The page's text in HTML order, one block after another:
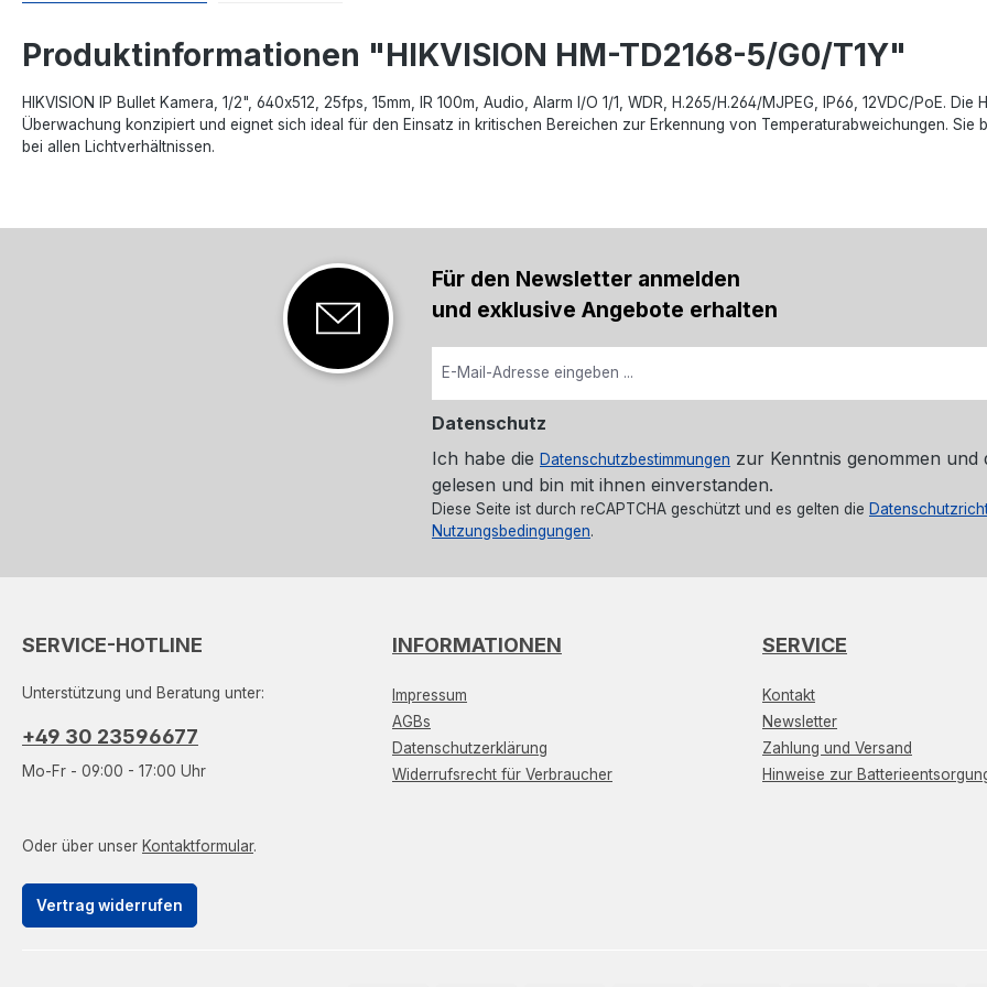
Produktinformationen "HIKVISION HM-TD2168-5/G0/T1Y"
HIKVISION IP Bullet Kamera, 1/2", 640x512, 25fps, 15mm, IR 100m, Audio, Alarm I/O 1/1, WDR, H.265/H.264/MJPEG, IP66, 12VDC/PoE.
Überwachung konzipiert und eignet sich ideal für den Einsatz in kritischen Bereichen zur Erkennung von Temperaturabweichungen.
bei allen Lichtverhältnissen.
Für den Newsletter anmelden
und exklusive Angebote erhalten
Datenschutz
Ich habe die Datenschutzbestimmungen zur Kenntnis genommen und
gelesen und bin mit ihnen einverstanden.
Diese Seite ist durch reCAPTCHA geschützt und es gelten die
Nutzungsbedingungen.
SERVICE-HOTLINE
Unterstützung und Beratung unter:
+49 30 23596677
Mo-Fr - 09:00 - 17:00 Uhr
Oder über unser Kontaktformular.
Vertrag widerrufen
INFORMATIONEN
Impressum
AGBs
Datenschutzerklärung
Widerrufsrecht für Verbraucher
SERVICE
Kontakt
Newsletter
Zahlung und Versand
Hinweise zur